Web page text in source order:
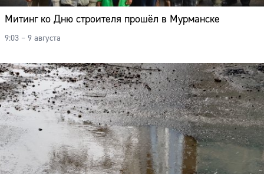
Митинг ко Дню строителя прошёл в Мурманске
9:03 – 9 августа